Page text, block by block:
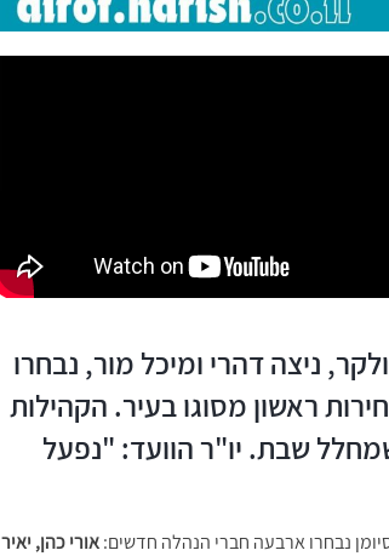
ניצה דהרי ומיכל מור, נבחרו
ראשון מסוגו בעיר. הקהילות
שבת. יו"ר הוועד: "נפעל
נבחרו ארבעה חברי הנהלה חדשים:אורי כהן, יאיר